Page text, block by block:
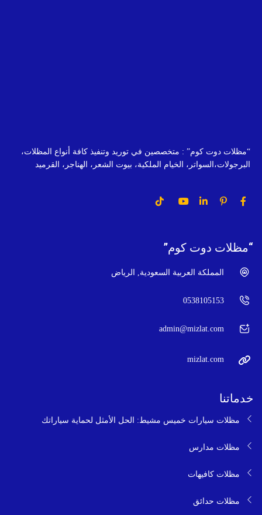
“مظلات دوت كوم” : متخصصين في توريد وتنفيذ كافة أنواع المظلات،
البرجولات،السواتر، الخيام الملكية، بيوت الشعر، الهناجر، القرميد
“مظلات دوت كوم”
المملكة العربية السعودية, الرياض
0538105153
admin@mizlat.com
mizlat.com
خدماتنا
مظلات سيارات خميس مشيط: الحل الأمثل لحماية سياراتك
مظلات مدارس
مظلات كافيهات
مظلات حدائق